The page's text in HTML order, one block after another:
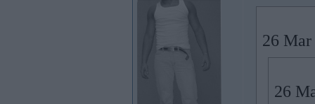
26
26